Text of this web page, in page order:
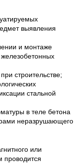
выявления
и монтаже
строительстве;
стальной
в теле бетона
неразрушающего
или
проводится